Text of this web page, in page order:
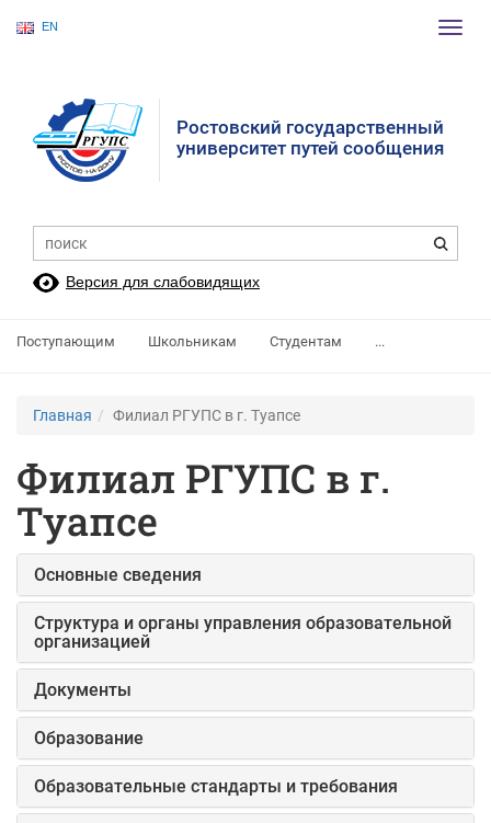
EN
Ростовский государственный
университет путей сообщения
Версия для слабовидящих
Поступающим Школьникам Студентам ...
Главная Филиал РГУПС в г. Туапсе
Филиал РГУПС в г.
Туапсе
Основные сведения
Структура и органы управления образовательной
организацией
Документы
Образование
Образовательные стандарты и требования